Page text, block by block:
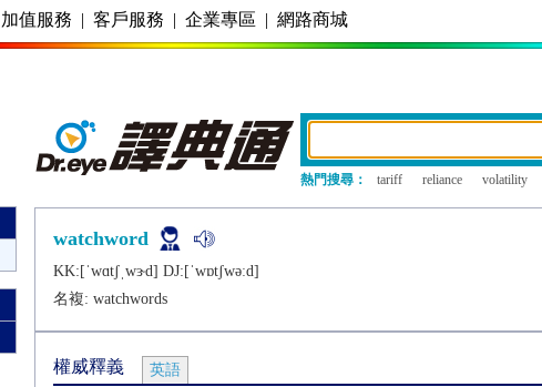
加值服務 | 客戶服務 | 企業專區 | 網路商城
熱門搜尋： tariff reliance volatility
watchword
KK:[ˈwɑtʃˌwɝd] DJ:[ˈwɒtʃwǝːd]
名複: watchwords
權威釋義 英語